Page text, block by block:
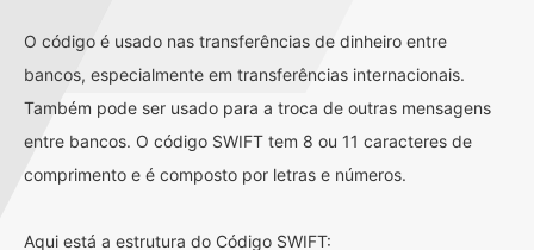
O código é usado nas transferências de dinheiro entre
bancos, especialmente em transferências internacionais.
Também pode ser usado para a troca de outras mensagens
entre bancos. O código SWIFT tem 8 ou 11 caracteres de
comprimento e é composto por letras e números.
Aqui está a estrutura do Código SWIFT: